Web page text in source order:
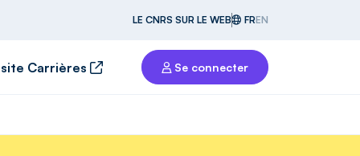
LE CNRS SUR LE WEB FREN
Carrières Se connecter